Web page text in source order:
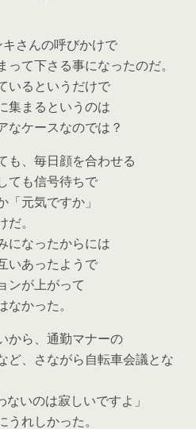
さんの呼びかけで
て下さる事になったのだ。
いるというだけで
集まるというのは
なケースなのでは？
も、毎日顔を合わせる
ても信号待ちで
「元気ですか」
。
になったからには
いあったようで
ンが上がって
かった。
から、通勤マナーの
ど、さながら自転車会議とな
ないのは寂しいですよ」
れしかった。